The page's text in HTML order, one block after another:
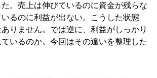
。売上は伸びているのに資金が残らな
るのに利益が出ない。こうした状態
りません。では逆に、利益がしっかり
いるのか。今回はその違いを整理した